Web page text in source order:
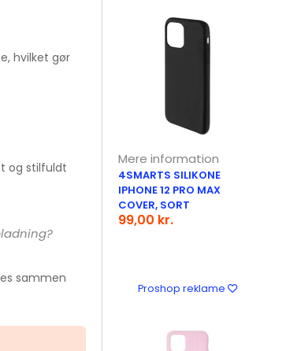
hvilket gør
og stilfuldt
sammen
Mere information
4SMARTS SILIKONE
IPHONE 12 PRO MAX
COVER, SORT
99,00 kr.
Proshop reklame